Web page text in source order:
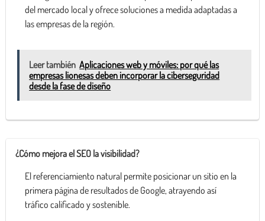
del mercado local y ofrece soluciones a medida adaptadas a
las empresas de la región.
Leer también Aplicaciones web y móviles: por qué las
empresas lionesas deben incorporar la ciberseguridad
desde la fase de diseño
¿Cómo mejora el SEO la visibilidad?
El referenciamiento natural permite posicionar un sitio en la
primera página de resultados de Google, atrayendo así
tráfico calificado y sostenible.